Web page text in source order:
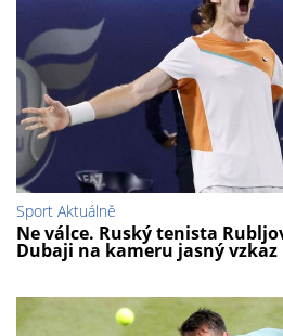
Sport Aktuálně
Ne válce. Ruský tenista
Dubaji na kameru jasný vzkaz